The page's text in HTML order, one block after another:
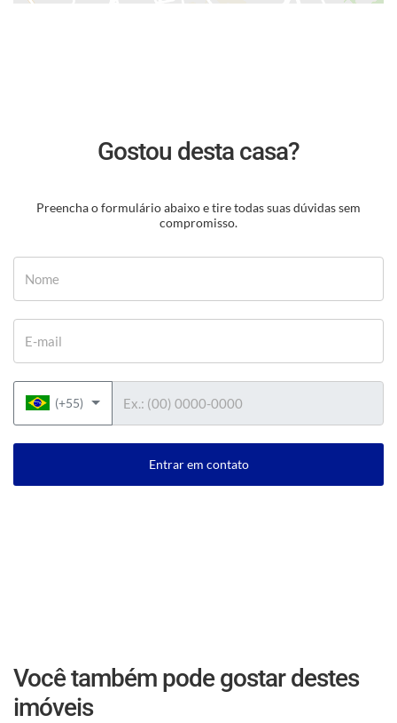
Gostou desta casa?
Preencha o formulário abaixo e tire todas suas dúvidas sem
compromisso.
(+55)
Entrar em contato
Você também pode gostar destes
imóveis